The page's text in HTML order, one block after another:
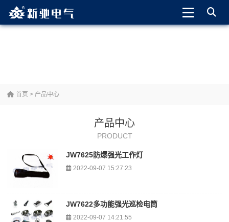
首页 > 产品中心
产品中心
PRODUCT
JW7625防爆强光工作灯
2022-09-07 15:27:23
JW7622多功能强光巡检电筒
2022-09-07 14:21:55